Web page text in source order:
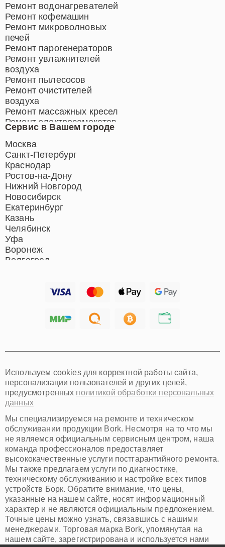
Сервис в Вашем городе
Москва
Санкт-Петербург
Краснодар
Ростов-на-Дону
Нижний Новгород
Новосибирск
Екатеринбург
Казань
Челябинск
Уфа
Воронеж
Волгоград
Хабаровск
Иркутск
Омск
Красноярск
Пермь
Ульяновск
Киров
Архангельск
Астрахань
Белгород
Благовещенск
Брянск
Владивосток
Владикавказ
Владимир
Волжский
Вологда
Грозный
Иваново
Ремонт водонагревателей
Ремонт кофемашин
Ремонт микроволновых
печей
Ремонт парогенераторов
Ремонт увлажнителей
воздуха
Ремонт пылесосов
Ремонт очистителей
воздуха
Ремонт массажных кресел
Ремонт электросамокатов
Ремонт индукционных плит
Ремонт роботов-пылесосов
Ремонт гладильных систем
Ремонт отпаривателей
Ремонт вертикальных
пылесосов
Используем cookies для корректной работы сайта,
персонализации пользователей и других целей,
предусмотренных политикой обработки персональных
данных
Мы специализируемся на ремонте и техническом
обслуживании продукции Bork. Несмотря на то что мы
не являемся официальным сервисным центром, наша
команда профессионалов предоставляет
высококачественные услуги постгарантийного ремонта.
Мы также предлагаем услуги по диагностике,
техническому обслуживанию и настройке всех типов
устройств Борк. Обратите внимание, что цены,
указанные на нашем сайте, носят информационный
характер и не являются официальным предложением.
Точные цены можно узнать, связавшись с нашими
менеджерами. Торговая марка Bork, упомянутая на
нашем сайте, зарегистрирована и используется нами